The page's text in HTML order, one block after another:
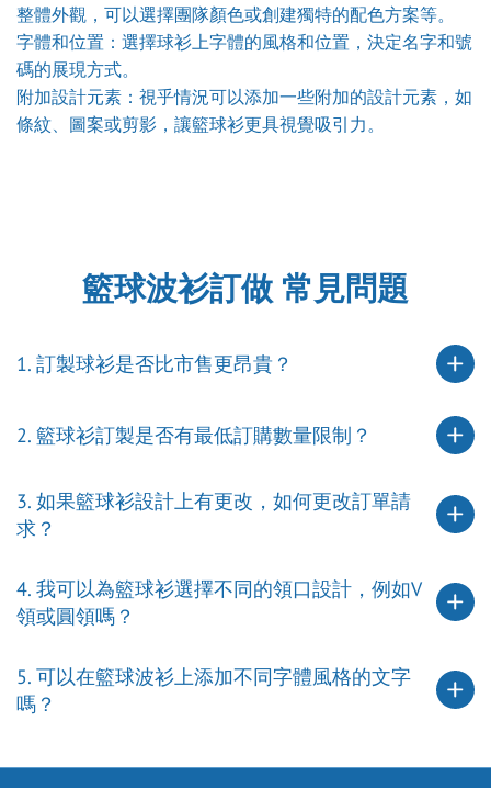
整體外觀，可以選擇團隊顏色或創建獨特的配色方案等。
字體和位置：選擇球衫上字體的風格和位置，決定名字和號
碼的展現方式。
附加設計元素：視乎情況可以添加一些附加的設計元素，如
條紋、圖案或剪影，讓籃球衫更具視覺吸引力。
籃球波衫訂做 常見問題
1. 訂製球衫是否比市售更昂貴？
2. 籃球衫訂製是否有最低訂購數量限制？
3. 如果籃球衫設計上有更改，如何更改訂單請
求？
4. 我可以為籃球衫選擇不同的領口設計，例如V
領或圓領嗎？
5. 可以在籃球波衫上添加不同字體風格的文字
嗎？